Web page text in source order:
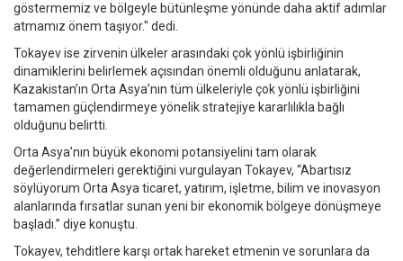
göstermemiz ve bölgeyle bütünleşme yönünde daha aktif adımlar
atmamız önem taşıyor." dedi.
Tokayev ise zirvenin ülkeler arasındaki çok yönlü işbirliğinin
dinamiklerini belirlemek açısından önemli olduğunu anlatarak,
Kazakistan’ın Orta Asya’nın tüm ülkeleriyle çok yönlü işbirliğini
tamamen güçlendirmeye yönelik stratejiye kararlılıkla bağlı
olduğunu belirtti.
Orta Asya’nın büyük ekonomi potansiyelini tam olarak
değerlendirmeleri gerektiğini vurgulayan Tokayev, “Abartısız
söylüyorum Orta Asya ticaret, yatırım, işletme, bilim ve inovasyon
alanlarında fırsatlar sunan yeni bir ekonomik bölgeye dönüşmeye
başladı.” diye konuştu.
Tokayev, tehditlere karşı ortak hareket etmenin ve sorunlara da